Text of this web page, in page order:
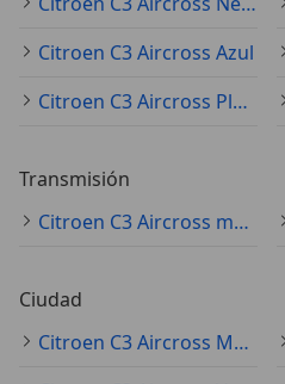
Citroen C3 Aircross Azul
Citroen C3 Aircross Plateado
Transmisión
Citroen C3 Aircross manual
Ciudad
Citroen C3 Aircross Madrid